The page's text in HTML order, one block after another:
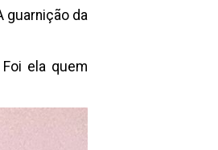
guarnição da
ela quem